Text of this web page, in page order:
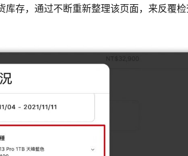
存，通过不断重新整理该页面，来反覆